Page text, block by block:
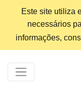
Este site utiliza
necessários
informações,